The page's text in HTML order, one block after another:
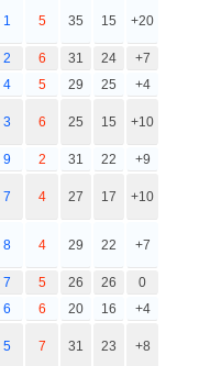
1 5 35 15 +20
2 6 31 24
+7
4 5 29 25 +4
3 6 25 15 +10
9 2 31 22 +9
7 4 27 17 +10
8 4 29 22 +7
7 5 26 26
0
6 6 20 16 +4
5 7 31 23 +8